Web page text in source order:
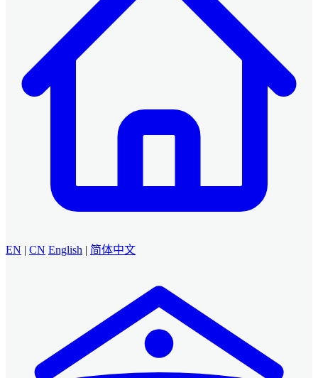
EN | CN English | 简体中文